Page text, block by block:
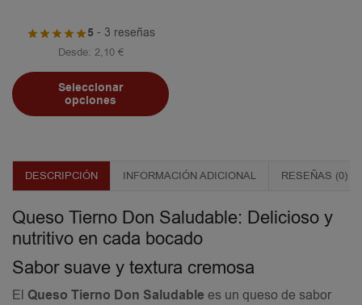
5- 3 reseñas
Desde: 2,10 €
Seleccionar
opciones
DESCRIPCIÓN INFORMACIÓN ADICIONAL RESEÑAS (0)
Queso Tierno Don Saludable: Delicioso y
nutritivo en cada bocado
Sabor suave y textura cremosa
El Queso Tierno Don Saludable es un queso de sabor